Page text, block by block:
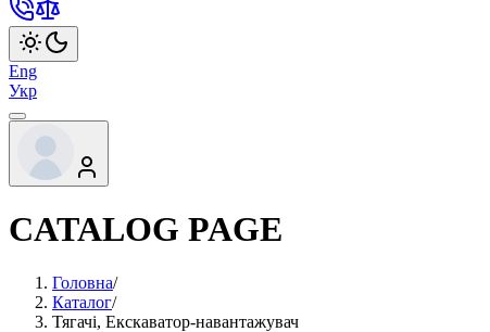
Eng
Укр
CATALOG PAGE
Головна/
Каталог/
Тягачі, Екскаватор-навантажувач